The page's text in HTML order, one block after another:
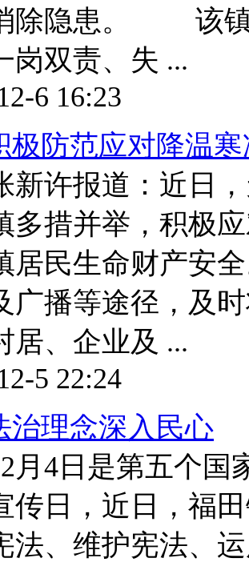
除隐患。 该镇
岗双责、失 ...
6 16:23
极防范应对降温
报道：近日，
多措并举，积极
居民生命财产
广播等途径，及
居、企业及 ...
5 22:24
治理念深入民心
4日是第五个国
传日，近日，福
法、维护宪法、